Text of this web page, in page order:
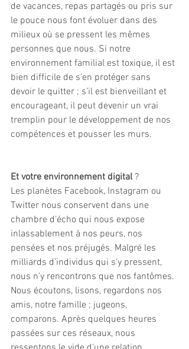
de vacances, repas partagés ou pris sur
le pouce nous font évoluer dans des
milieux où se pressent les mêmes
personnes que nous. Si notre
environnement familial est toxique, il est
bien difficile de s’en protéger sans
devoir le quitter ; s’il est bienveillant et
encourageant, il peut devenir un vrai
tremplin pour le développement de nos
compétences et pousser les murs.
Et votre environnement digital ?
Les planètes Facebook, Instagram ou
Twitter nous conservent dans une
chambre d’écho qui nous expose
inlassablement à nos peurs, nos
pensées et nos préjugés. Malgré les
milliards d’individus qui s’y pressent,
nous n’y rencontrons que nos fantômes.
Nous écoutons, lisons, regardons nos
amis, notre famille ; jugeons,
comparons. Après quelques heures
passées sur ces réseaux, nous